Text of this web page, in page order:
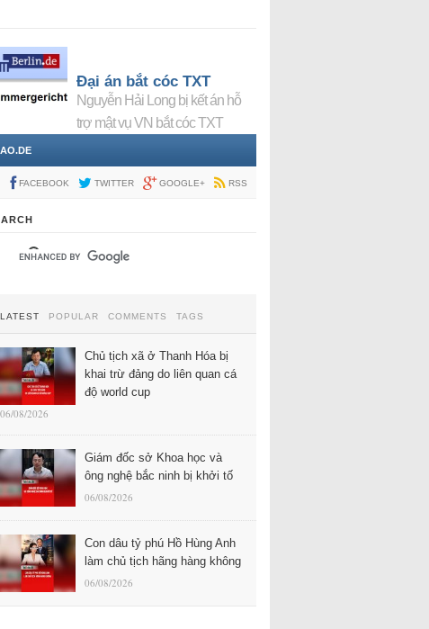
Đại án bắt cóc TXT
Nguyễn Hải Long bị kết án hỗ
trợ mật vụ VN bắt cóc TXT
FACEBOOK TWITTER GOOGLE+ RSS
LATEST POPULAR COMMENTS TAGS
Chủ tịch xã ở Thanh Hóa bị
khai trừ đảng do liên quan cá
độ world cup
06/08/2026
Giám đốc sở Khoa học và
ông nghệ bắc ninh bị khởi tố
06/08/2026
Con dâu tỷ phú Hồ Hùng Anh
làm chủ tịch hãng hàng không
06/08/2026